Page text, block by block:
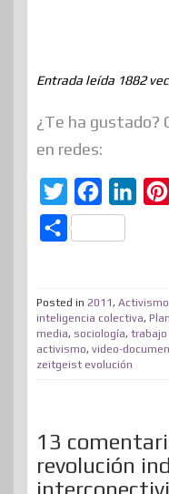
Entrada leída 1882
¿Te ha gustado?
en redes:
w
t
e
r
a
c
b
o
o
e
d
I
C
p
a
r
r
Posted in 2011, Activismo
inteligencia colectiva,
media, sociología, trabajo
activismo, video-
zeitgeist evolución
13
revolución